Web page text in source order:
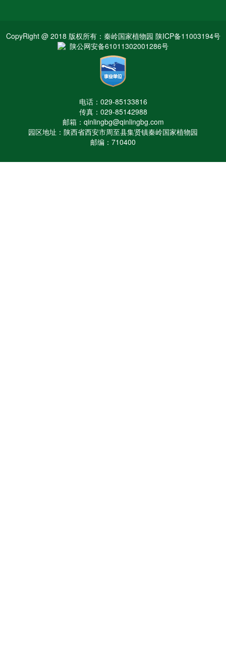
CopyRight @ 2018 版权所有：秦岭国家植物园 陕ICP备11003194号
陕公网安备61011302001286号
电话：029-85133816
传真：029-85142988
邮箱：qinlingbg@qinlingbg.com
园区地址：陕西省西安市周至县集贤镇秦岭国家植物园
邮编：710400